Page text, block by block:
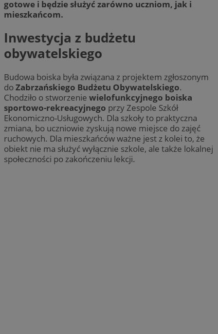
gotowe i będzie służyć zarówno uczniom, jak i
mieszkańcom.
Inwestycja z budżetu
obywatelskiego
Budowa boiska była związana z projektem zgłoszonym
doZabrzańskiego Budżetu Obywatelskiego.
Chodziło o stworzenie wielofunkcyjnego boiska
sportowo-rekreacyjnego przy Zespole Szkół
Ekonomiczno-Usługowych. Dla szkoły to praktyczna
zmiana, bo uczniowie zyskują nowe miejsce do zajęć
ruchowych. Dla mieszkańców ważne jest z kolei to, że
obiekt nie ma służyć wyłącznie szkole, ale także lokalnej
społeczności po zakończeniu lekcji.